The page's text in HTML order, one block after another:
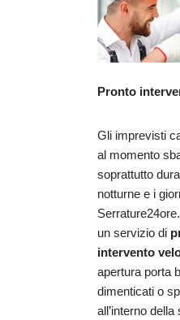
Pronto
Gli imprevisti
al momento
soprattutto
notturne e i
un servizio di
intervento
apertura porta
dimenticati o
all’interno della